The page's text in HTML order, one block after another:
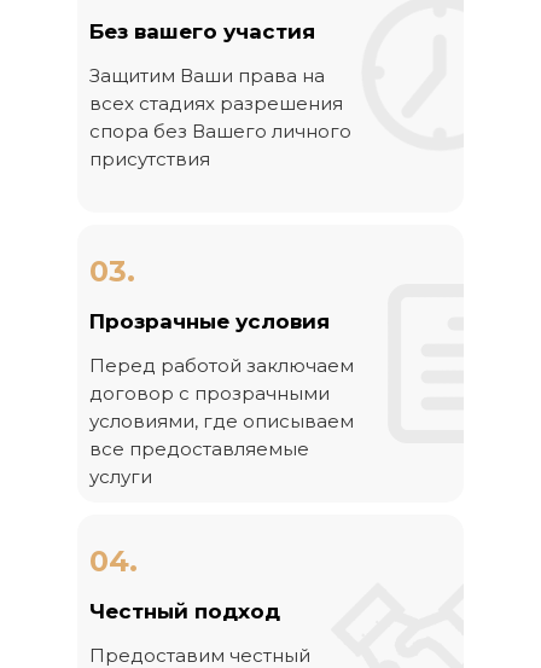
Защитим Ваши права на
всех стадиях разрешения
спора без Вашего личного
присутствия
Без вашего участия
Прозрачные условия
Перед работой заключаем
договор с прозрачными
условиями, где описываем
все предоставляемые
услуги
03.
04.
Предоставим честный
Честный подход